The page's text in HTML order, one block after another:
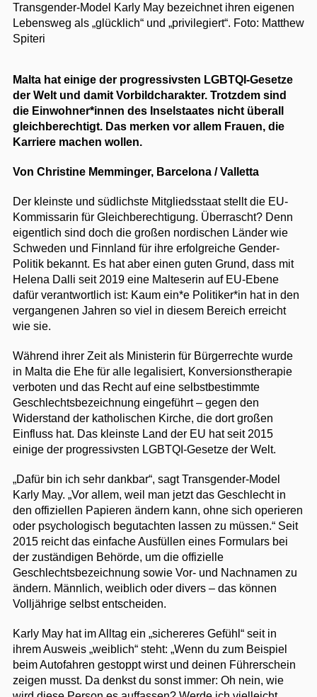
Transgender-Model Karly May bezeichnet ihren eigenen
Lebensweg als „glücklich“ und „privilegiert“. Foto: Matthew
Spiteri
Malta hat einige der progressivsten LGBTQI-Gesetze
der Welt und damit Vorbildcharakter. Trotzdem sind
die Einwohner*innen des Inselstaates nicht überall
gleichberechtigt. Das merken vor allem Frauen, die
Karriere machen wollen.
Von Christine Memminger, Barcelona / Valletta
Der kleinste und südlichste Mitgliedsstaat stellt die EU-
Kommissarin für Gleichberechtigung. Überrascht? Denn
eigentlich sind doch die großen nordischen Länder wie
Schweden und Finnland für ihre erfolgreiche Gender-
Politik bekannt. Es hat aber einen guten Grund, dass mit
Helena Dalli seit 2019 eine Malteserin auf EU-Ebene
dafür verantwortlich ist: Kaum ein*e Politiker*in hat in den
vergangenen Jahren so viel in diesem Bereich erreicht
wie sie.
Während ihrer Zeit als Ministerin für Bürgerrechte wurde
in Malta die Ehe für alle legalisiert, Konversionstherapie
verboten und das Recht auf eine selbstbestimmte
Geschlechtsbezeichnung eingeführt – gegen den
Widerstand der katholischen Kirche, die dort großen
Einfluss hat. Das kleinste Land der EU hat seit 2015
einige der progressivsten LGBTQI-Gesetze der Welt.
„Dafür bin ich sehr dankbar“, sagt Transgender-Model
Karly May. „Vor allem, weil man jetzt das Geschlecht in
den offiziellen Papieren ändern kann, ohne sich operieren
oder psychologisch begutachten lassen zu müssen.“ Seit
2015 reicht das einfache Ausfüllen eines Formulars bei
der zuständigen Behörde, um die offizielle
Geschlechtsbezeichnung sowie Vor- und Nachnamen zu
ändern. Männlich, weiblich oder divers – das können
Volljährige selbst entscheiden.
Karly May hat im Alltag ein „sichereres Gefühl“ seit in
ihrem Ausweis „weiblich“ steht: „Wenn du zum Beispiel
beim Autofahren gestoppt wirst und deinen Führerschein
zeigen musst. Da denkst du sonst immer: Oh nein, wie